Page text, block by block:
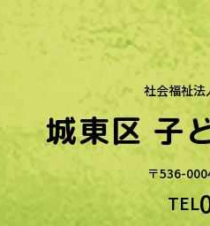
社会福祉法
城東区子
〒536-
TEL